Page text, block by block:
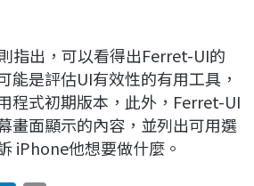
指出，可以看得出Ferret-UI的
能是評估UI有效性的有用工具，
程式初期版本，此外，Ferret-UI
畫面顯示的內容，並列出可用選
iPhone他想要做什麼。